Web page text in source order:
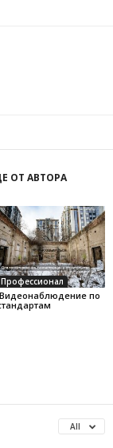
ОТ АВТОРА
Профессионал
Видеонаблюдение по
All